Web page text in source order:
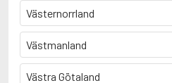
Västernorrland
Västmanland
Västra Götaland